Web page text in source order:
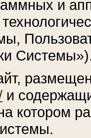
и
и
котором